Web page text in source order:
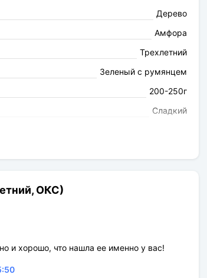
Дерево
Амфора
Трехлетний
Зеленый с румянцем
200-250г
Сладкий
Умеренное
ОКС)
и хорошо, что нашла ее именно у вас!